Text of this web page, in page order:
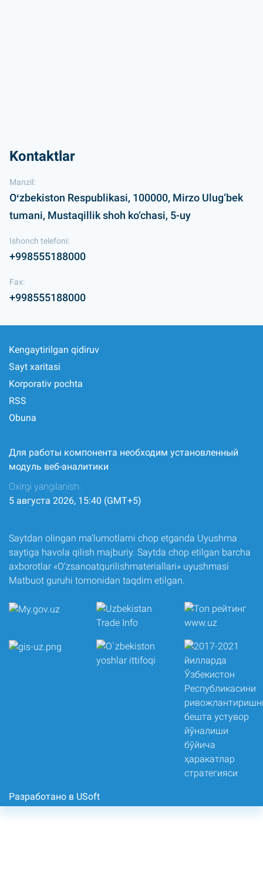
Kontaktlar
Manzil:
Oʻzbekiston Respublikasi, 100000, Mirzo Ulug‘bek
tumani, Mustaqillik shoh ko‘chasi, 5-uy
Ishonch telefoni:
+998555188000
Fax:
+998555188000
Kengaytirilgan qidiruv
Sayt xaritasi
Korporativ pochta
RSS
Obuna
Для работы компонента необходим установленный
модуль веб-аналитики
Oxirgi yangilanish:
5 августа 2026, 15:40 (GMT+5)
Saytdan olingan ma’lumotlarni chop etganda Uyushma
saytiga havola qilish majburiy. Saytda chop etilgan barcha
axborotlar «O‘zsanoatqurilishmateriallari» uyushmasi
Matbuot guruhi tomonidan taqdim etilgan.
Разработано в USoft